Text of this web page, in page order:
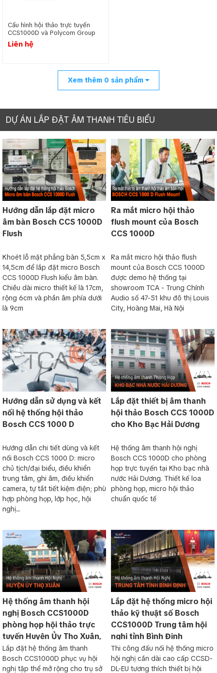
Cấu hình hội thảo trực tuyến
CCS1000D và Polycom Group
700
Liên hệ
Xem thêm 0 sản phẩm
DỰ ÁN LẮP ĐẶT ÂM THANH TIÊU BIỂU
Hướng dẫn lắp đặt micro
âm bàn Bosch CCS 1000D
Flush
Khoét lỗ mặt phẳng bàn 5,5cm x
14,5cm để lắp đặt micro Bosch
CCS 1000D Flush kiểu âm bàn.
Chiều dài micro thiết kế là 17cm,
rộng 6cm và phần âm phía dưới
là 9cm
Ra mắt micro hội thảo
flush mount của Bosch
CCS 1000D
Ra mắt micro hội thảo flush
mount của Bosch CCS 1000D
được demo hệ thống tại
showroom TCA - Trung Chính
Audio số 47-51 khu đô thị Louis
City, Hoàng Mai, Hà Nội
Hướng dẫn sử dụng và kết
nối hệ thống hội thảo
Bosch CCS 1000 D
Hướng dẫn chi tiết dùng và kết
nối Bosch CCS 1000 D: micro
chủ tịch/đại biểu, điều khiển
trung tâm, ghi âm, điều khiển
camera, tự tắt tiết kiệm điện; phù
hợp phòng họp, lớp học, hội
nghị....
Lắp đặt thiết bị âm thanh
hội thảo Bosch CCS 1000D
cho Kho Bạc Hải Dương
Hệ thống âm thanh hội nghị
Bosch CCS 1000D cho phòng
họp trực tuyến tại Kho bạc nhà
nước Hải Dương. Thiết kế loa
phòng họp, micro hội thảo
chuẩn quốc tế
Hệ thống âm thanh hội
nghị Bosch CCS1000D
phòng họp hội thảo trực
tuyến Huyện Ủy Thọ Xuân,
Thanh Hóa
Lắp đặt hệ thống âm thanh
Bosch CCS1000D phục vụ hội
nghị tập thể mở rộng cho trụ sở
Lắp đặt hệ thống micro hội
thảo kỹ thuật số Bosch
CCS1000D Trung tâm hội
nghị tỉnh Bình Định
Thi công đấu nối hệ thống micro
hội nghị cần dài cao cấp CCSD-
DL-EU tương thích thiết bị hội